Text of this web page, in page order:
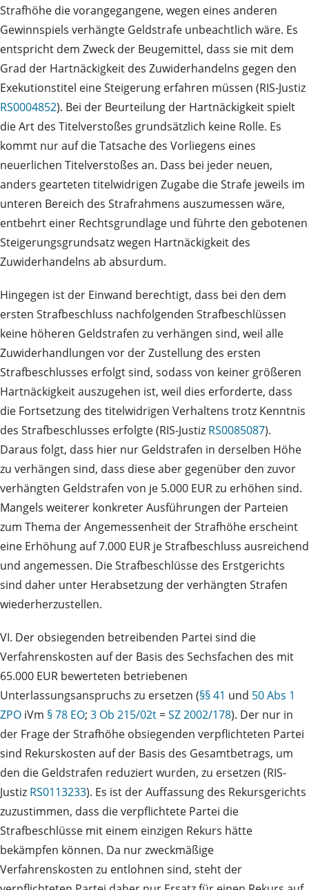
Strafhöhe die vorangegangene, wegen eines anderen
Gewinnspiels verhängte Geldstrafe unbeachtlich wäre. Es
entspricht dem Zweck der Beugemittel, dass sie mit dem
Grad der Hartnäckigkeit des Zuwiderhandelns gegen den
Exekutionstitel eine Steigerung erfahren müssen (RIS-Justiz
RS0004852). Bei der Beurteilung der Hartnäckigkeit spielt
die Art des Titelverstoßes grundsätzlich keine Rolle. Es
kommt nur auf die Tatsache des Vorliegens eines
neuerlichen Titelverstoßes an. Dass bei jeder neuen,
anders gearteten titelwidrigen Zugabe die Strafe jeweils im
unteren Bereich des Strafrahmens auszumessen wäre,
entbehrt einer Rechtsgrundlage und führte den gebotenen
Steigerungsgrundsatz wegen Hartnäckigkeit des
Zuwiderhandelns ab absurdum.
Hingegen ist der Einwand berechtigt, dass bei den dem
ersten Strafbeschluss nachfolgenden Strafbeschlüssen
keine höheren Geldstrafen zu verhängen sind, weil alle
Zuwiderhandlungen vor der Zustellung des ersten
Strafbeschlusses erfolgt sind, sodass von keiner größeren
Hartnäckigkeit auszugehen ist, weil dies erforderte, dass
die Fortsetzung des titelwidrigen Verhaltens trotz Kenntnis
des Strafbeschlusses erfolgte (RIS-Justiz RS0085087).
Daraus folgt, dass hier nur Geldstrafen in derselben Höhe
zu verhängen sind, dass diese aber gegenüber den zuvor
verhängten Geldstrafen von je 5.000 EUR zu erhöhen sind.
Mangels weiterer konkreter Ausführungen der Parteien
zum Thema der Angemessenheit der Strafhöhe erscheint
eine Erhöhung auf 7.000 EUR je Strafbeschluss ausreichend
und angemessen. Die Strafbeschlüsse des Erstgerichts
sind daher unter Herabsetzung der verhängten Strafen
wiederherzustellen.
VI. Der obsiegenden betreibenden Partei sind die
Verfahrenskosten auf der Basis des Sechsfachen des mit
65.000 EUR bewerteten betriebenen
Unterlassungsanspruchs zu ersetzen (§§ 41 und 50 Abs 1
ZPO iVm § 78 EO; 3 Ob 215/02t =SZ 2002/178). Der nur in
der Frage der Strafhöhe obsiegenden verpflichteten Partei
sind Rekurskosten auf der Basis des Gesamtbetrags, um
den die Geldstrafen reduziert wurden, zu ersetzen (RIS-
Justiz RS0113233). Es ist der Auffassung des Rekursgerichts
zuzustimmen, dass die verpflichtete Partei die
Strafbeschlüsse mit einem einzigen Rekurs hätte
bekämpfen können. Da nur zweckmäßige
Verfahrenskosten zu entlohnen sind, steht der